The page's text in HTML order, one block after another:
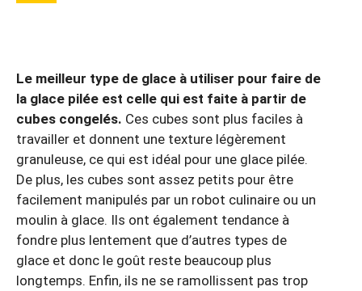
Le meilleur type de glace à utiliser pour faire de
la glace pilée est celle qui est faite à partir de
cubes congelés. Ces cubes sont plus faciles à
travailler et donnent une texture légèrement
granuleuse, ce qui est idéal pour une glace pilée.
De plus, les cubes sont assez petits pour être
facilement manipulés par un robot culinaire ou un
moulin à glace. Ils ont également tendance à
fondre plus lentement que d’autres types de
glace et donc le goût reste beaucoup plus
longtemps. Enfin, ils ne se ramollissent pas trop